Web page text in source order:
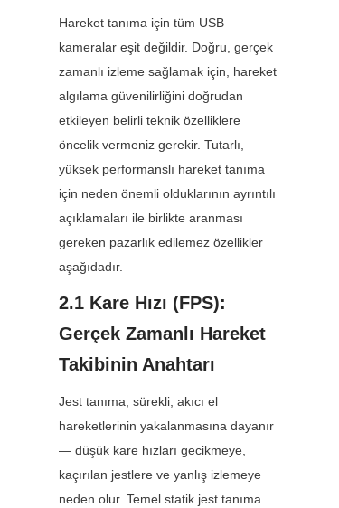
Hareket tanıma için tüm USB
kameralar eşit değildir. Doğru, gerçek
zamanlı izleme sağlamak için, hareket
algılama güvenilirliğini doğrudan
etkileyen belirli teknik özelliklere
öncelik vermeniz gerekir. Tutarlı,
yüksek performanslı hareket tanıma
için neden önemli olduklarının ayrıntılı
açıklamaları ile birlikte aranması
gereken pazarlık edilemez özellikler
aşağıdadır.
2.1 Kare Hızı (FPS):
Gerçek Zamanlı Hareket
Takibinin Anahtarı
Jest tanıma, sürekli, akıcı el
hareketlerinin yakalanmasına dayanır
— düşük kare hızları gecikmeye,
kaçırılan jestlere ve yanlış izlemeye
neden olur. Temel statik jest tanıma